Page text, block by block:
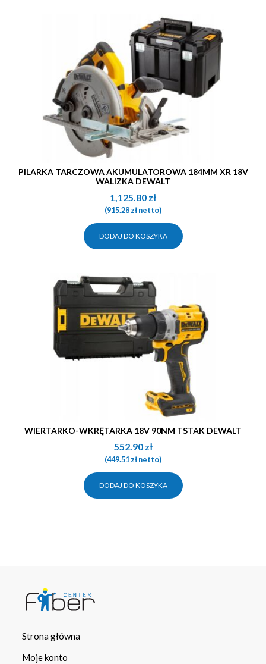
PILARKA TARCZOWA AKUMULATOROWA 184MM XR 18V
WALIZKA DEWALT
1,125.80 zł
(915.28złnetto)
DODAJ DO KOSZYKA
WIERTARKO-WKRĘTARKA 18V 90NM TSTAK DEWALT
552.90 zł
(449.51złnetto)
DODAJ DO KOSZYKA
Strona główna
Moje konto